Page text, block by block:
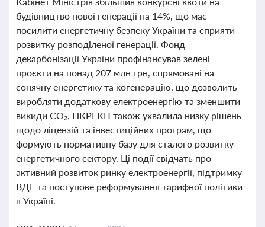
будівництво нової генерації на 14%, що має
посилити енергетичну безпеку України та сприяти
розвитку розподіленої генерації. Фонд
декарбонізації України профінансував зелені
проєкти на понад 207 млн грн, спрямовані на
сонячну енергетику та когенерацію, що дозволить
виробляти додаткову електроенергію та зменшити
викиди CO₂. НКРЕКП також ухвалила низку рішень
щодо ліцензій та інвестиційних програм, що
формують нормативну базу для сталого розвитку
енергетичного сектору. Ці події свідчать про
активний розвиток ринку електроенергії, підтримку
ВДЕ та поступове реформування тарифної політики
в Україні.